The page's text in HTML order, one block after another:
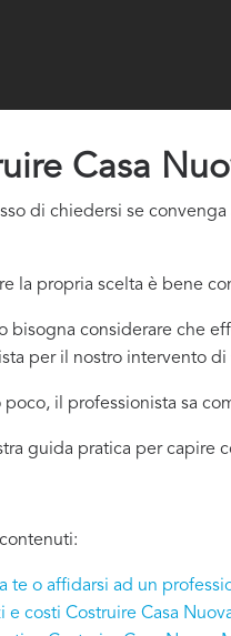
Casa
di chiedersi se
la propria scelta è bene
bisogna considerare che
per il nostro intervento di
poco, il professionista sa
guida pratica per capire
te o affidarsi ad un
e costi Costruire Casa